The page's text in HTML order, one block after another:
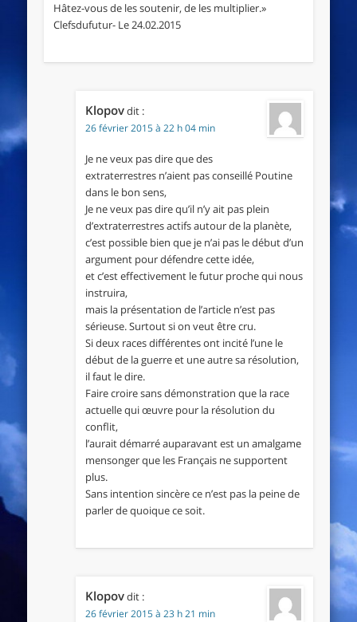
Hâtez-vous de les soutenir, de les multiplier.»
Clefsdufutur- Le 24.02.2015
Klopovdit :
26 février 2015 à 22 h 04 min
Je ne veux pas dire que des
extraterrestres n’aient pas conseillé Poutine
dans le bon sens,
Je ne veux pas dire qu’il n’y ait pas plein
d’extraterrestres actifs autour de la planète,
c’est possible bien que je n’ai pas le début d’un
argument pour défendre cette idée,
et c’est effectivement le futur proche qui nous
instruira,
mais la présentation de l’article n’est pas
sérieuse. Surtout si on veut être cru.
Si deux races différentes ont incité l’une le
début de la guerre et une autre sa résolution,
il faut le dire.
Faire croire sans démonstration que la race
actuelle qui œuvre pour la résolution du
conflit,
l’aurait démarré auparavant est un amalgame
mensonger que les Français ne supportent
plus.
Sans intention sincère ce n’est pas la peine de
parler de quoique ce soit.
Klopovdit :
26 février 2015 à 23 h 21 min